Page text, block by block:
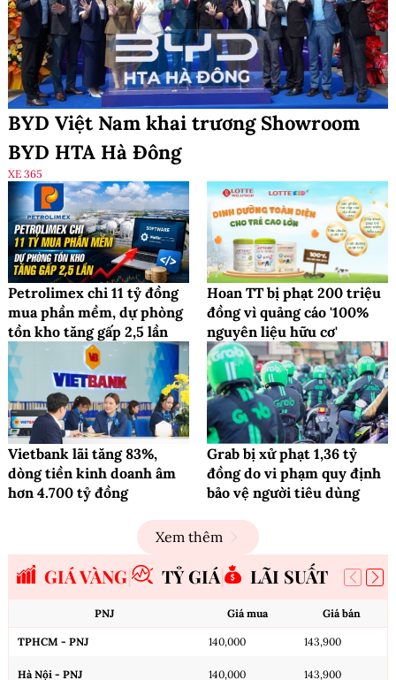
BYD Việt Nam khai trương Showroom
BYD HTA Hà Đông
XE 365
Petrolimex chi 11 tỷ đồng
mua phần mềm, dự phòng
tồn kho tăng gấp 2,5 lần
Hoan TT bị phạt 200 triệu
đồng vì quảng cáo '100%
nguyên liệu hữu cơ'
Vietbank lãi tăng 83%,
dòng tiền kinh doanh âm
hơn 4.700 tỷ đồng
Grab bị xử phạt 1,36 tỷ
đồng do vi phạm quy định
bảo vệ người tiêu dùng
Xem thêm
GIÁ VÀNG TỶ GIÁ LÃI SUẤT
PNJ Giá mua Giá bán
TPHCM - PNJ 140,000 143,900
Hà Nội - PNJ 140,000 143,900